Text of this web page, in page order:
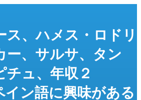
ス、ハメス・ロドリ
ー、サルサ、タン
チュ、年収２
イン語に興味がある